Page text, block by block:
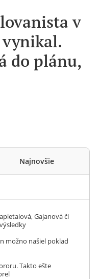
v
do plánu,
Najnovšie
Gajanová či
možno našiel poklad
Takto ešte